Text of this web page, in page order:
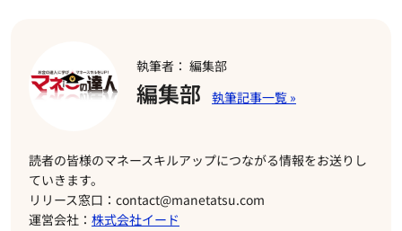
執筆者： 編集部
編集部
読者の皆様のマネースキルアップにつながる情報をお送りし
ていきます。
リリース窓口：contact@manetatsu.com
運営会社： 株式会社イード